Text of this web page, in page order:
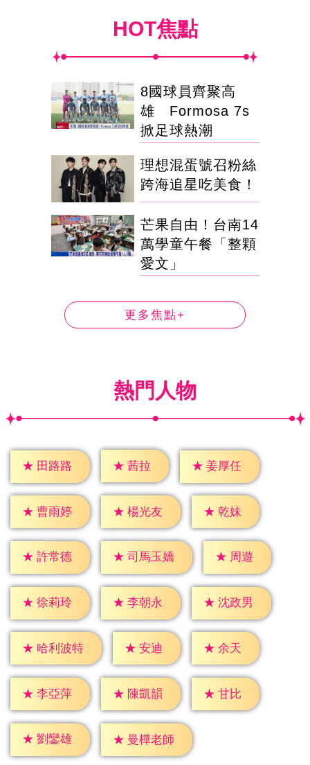
HOT焦點
8國球員齊聚高
雄 Formosa 7s
掀足球熱潮
理想混蛋號召粉絲
跨海追星吃美食！
芒果自由！台南14
萬學童午餐「整顆
愛文」
更多焦點+
熱門人物
★ 田路路 ★ 茜拉 ★ 姜厚任
★ 曹雨婷 ★ 楊光友 ★ 乾妹
★ 許常德 ★ 司馬玉嬌 ★ 周遊
★ 徐莉玲 ★ 李朝永 ★ 沈政男
★ 哈利波特 ★ 安迪 ★ 余天
★ 李亞萍 ★ 陳凱韻 ★ 甘比
★ 劉鑾雄 ★ 曼樺老師